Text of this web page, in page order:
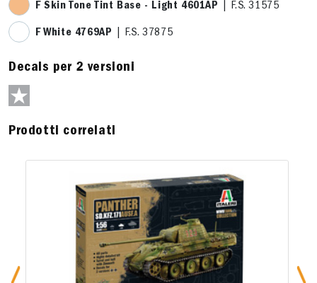
F Skin Tone Tint Base - Light 4601AP | F.S. 31575
F White 4769AP | F.S. 37875
Decals per 2 versioni
Prodotti correlati